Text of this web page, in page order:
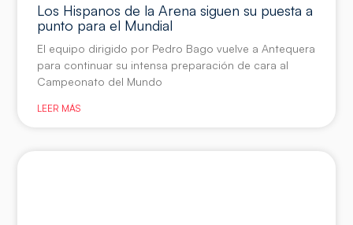
Los Hispanos de la Arena siguen su puesta a
punto para el Mundial
El equipo dirigido por Pedro Bago vuelve a Antequera
para continuar su intensa preparación de cara al
Campeonato del Mundo
LEER MÁS